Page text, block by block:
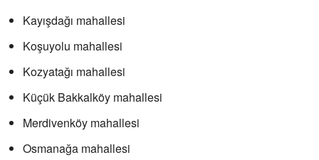
Kayışdağı mahallesi
Koşuyolu mahallesi
Kozyatağı mahallesi
Küçük Bakkalköy mahallesi
Merdivenköy mahallesi
Osmanağa mahallesi